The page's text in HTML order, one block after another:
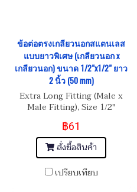
ข้อต่อตรงเกลียวนอกสแตนเลส
แบบยาวพิเศษ (เกลียวนอก x
เกลียวนอก) ขนาด 1/2"x1/2" ยาว
2 นิ้ว (50 mm)
Extra Long Fitting (Male x
Male Fitting), Size 1/2"
BSPT-14 Length 2"
฿61
สั่งซื้อสินค้า
เปรียบเทียบ